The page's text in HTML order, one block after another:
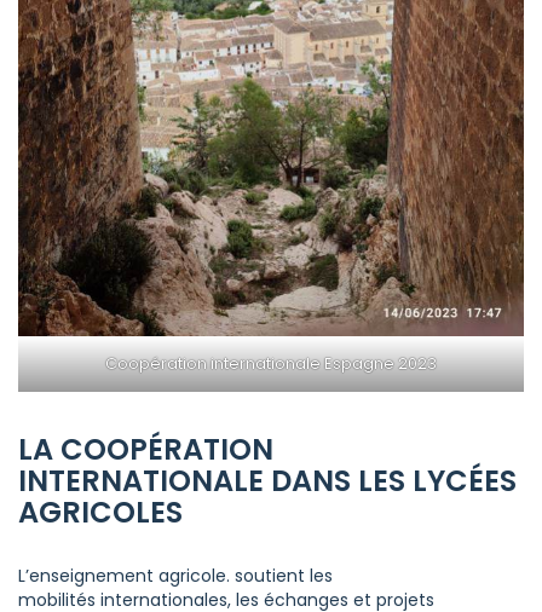
Coopération internationale Espagne 2023
LA COOPÉRATION
INTERNATIONALE DANS LES LYCÉES
AGRICOLES
L’enseignement agricole. soutient les
mobilités internationales, les échanges et projets